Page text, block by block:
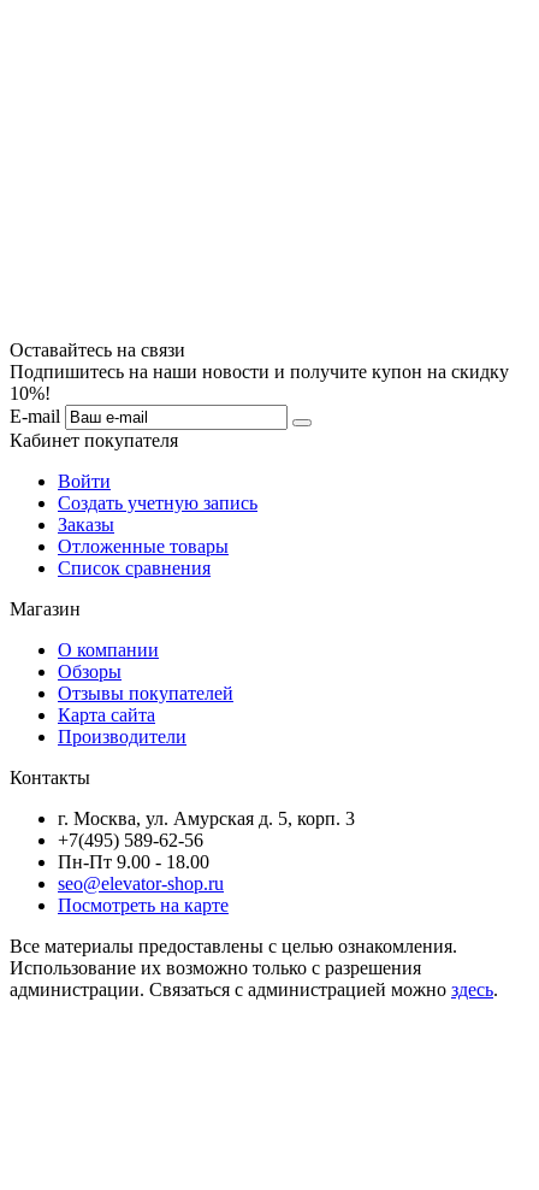
Оставайтесь на связи
Подпишитесь на наши новости и получите купон на скидку
10%!
E-mail
Кабинет покупателя
Войти
Создать учетную запись
Заказы
Отложенные товары
Список сравнения
Магазин
О компании
Обзоры
Отзывы покупателей
Карта сайта
Производители
Контакты
г. Москва, ул. Амурская д. 5, корп. 3
+7(495) 589-62-56
Пн-Пт 9.00 - 18.00
seo@elevator-shop.ru
Посмотреть на карте
Все материалы предоставлены с целью ознакомления.
Использование их возможно только с разрешения
администрации. Связаться с администрацией можно здесь.